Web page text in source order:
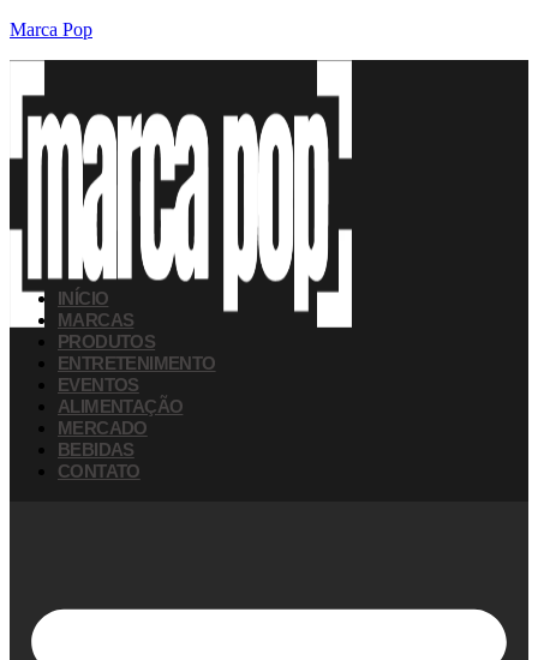
Marca Pop
INÍCIO
MARCAS
PRODUTOS
ENTRETENIMENTO
EVENTOS
ALIMENTAÇÃO
MERCADO
BEBIDAS
CONTATO